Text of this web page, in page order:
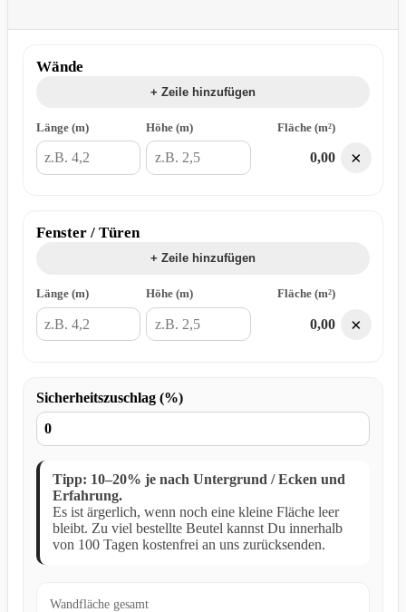
Wände
+ Zeile hinzufügen
Länge (m) Höhe (m) Fläche (m²)
0,00 ×
Fenster / Türen
+ Zeile hinzufügen
Länge (m) Höhe (m) Fläche (m²)
0,00 ×
Sicherheitszuschlag (%)
Tipp: 10–20% je nach Untergrund / Ecken und
Erfahrung.
Es ist ärgerlich, wenn noch eine kleine Fläche leer
bleibt. Zu viel bestellte Beutel kannst Du innerhalb
von 100 Tagen kostenfrei an uns zurücksenden.
Wandfläche gesamt